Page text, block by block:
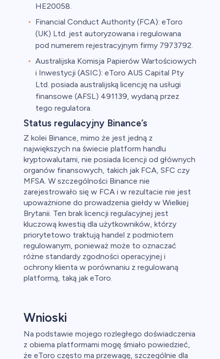
HE20058.
Financial Conduct Authority (FCA): eToro
(UK) Ltd. jest autoryzowana i regulowana
pod numerem rejestracyjnym firmy 7973792.
Australijska Komisja Papierów Wartościowych
i Inwestycji (ASIC): eToro AUS Capital Pty
Ltd. posiada australijską licencję na usługi
finansowe (AFSL) 491139, wydaną przez
tego regulatora.
Status regulacyjny Binance’s
Z kolei Binance, mimo że jest jedną z
największych na świecie platform handlu
kryptowalutami, nie posiada licencji od głównych
organów finansowych, takich jak FCA, SFC czy
MFSA. W szczególności Binance nie
zarejestrowało się w FCA i w rezultacie nie jest
upoważnione do prowadzenia giełdy w Wielkiej
Brytanii. Ten brak licencji regulacyjnej jest
kluczową kwestią dla użytkowników, którzy
priorytetowo traktują handel z podmiotem
regulowanym, ponieważ może to oznaczać
różne standardy zgodności operacyjnej i
ochrony klienta w porównaniu z regulowaną
platformą, taką jak eToro.
Wnioski
Na podstawie mojego rozległego doświadczenia
z obiema platformami mogę śmiało powiedzieć,
że eToro często ma przewagę, szczególnie dla